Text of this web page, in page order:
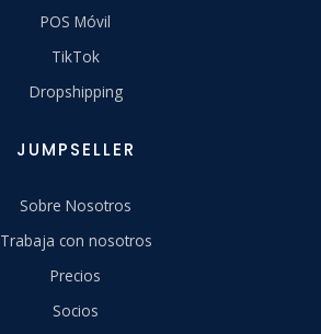
POS Móvil
TikTok
Dropshipping
JUMPSELLER
Sobre Nosotros
Trabaja con nosotros
Precios
Socios